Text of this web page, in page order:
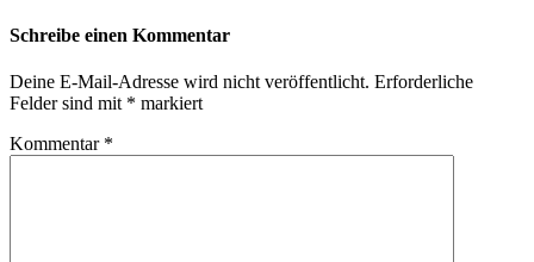
Schreibe einen Kommentar
Deine E-Mail-Adresse wird nicht veröffentlicht. Erforderliche
Felder sind mit * markiert
Kommentar *